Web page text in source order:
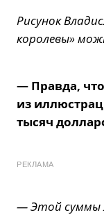
Рисунок
королевы»
— Правда,
из
тысяч
РЕКЛАМА
— Этой суммы